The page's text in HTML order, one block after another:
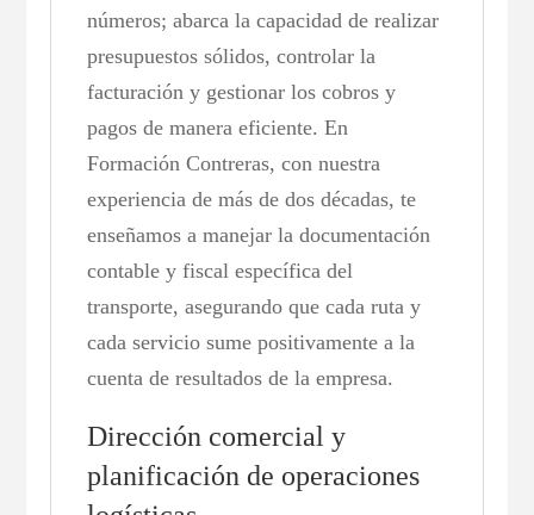
números; abarca la capacidad de realizar
presupuestos sólidos, controlar la
facturación y gestionar los cobros y
pagos de manera eficiente. En
Formación Contreras, con nuestra
experiencia de más de dos décadas, te
enseñamos a manejar la documentación
contable y fiscal específica del
transporte, asegurando que cada ruta y
cada servicio sume positivamente a la
cuenta de resultados de la empresa.
Dirección comercial y
planificación de operaciones